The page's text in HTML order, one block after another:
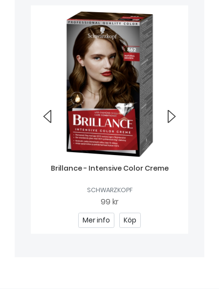
Brillance - Intensive Color Creme
SCHWARZKOPF
99 kr
Mer info Köp